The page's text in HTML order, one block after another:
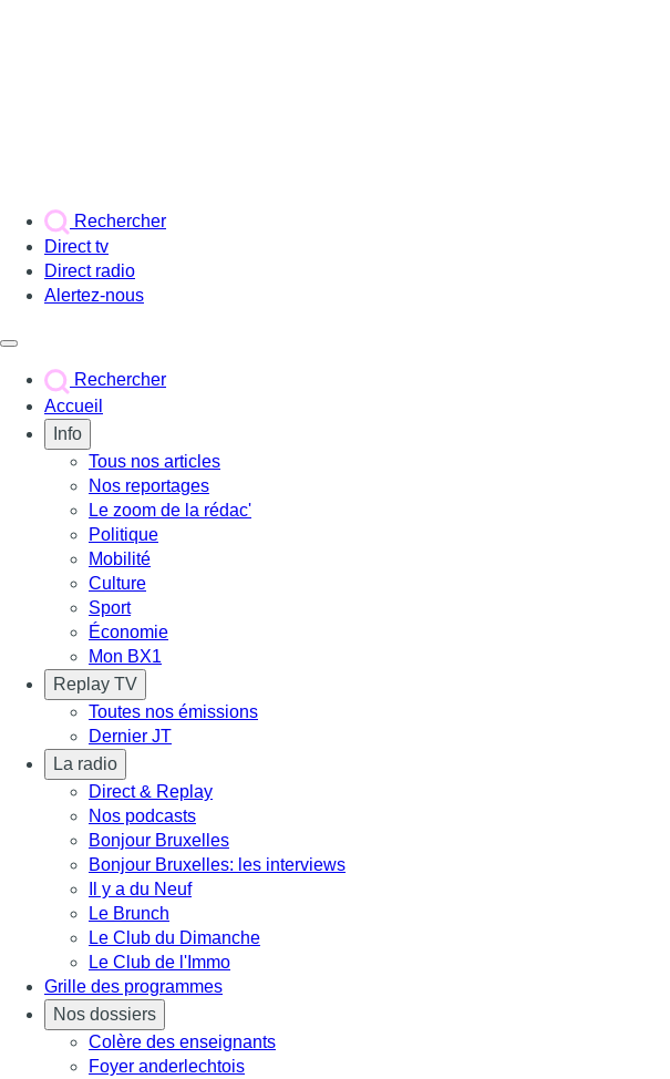
Rechercher
Direct tv
Direct radio
Alertez-nous
Rechercher
Accueil
Info
Tous nos articles
Nos reportages
Le zoom de la rédac'
Politique
Mobilité
Culture
Sport
Économie
Mon BX1
Replay TV
Toutes nos émissions
Dernier JT
La radio
Direct & Replay
Nos podcasts
Bonjour Bruxelles
Bonjour Bruxelles: les interviews
Il y a du Neuf
Le Brunch
Le Club du Dimanche
Le Club de l'Immo
Grille des programmes
Nos dossiers
Colère des enseignants
Foyer anderlechtois